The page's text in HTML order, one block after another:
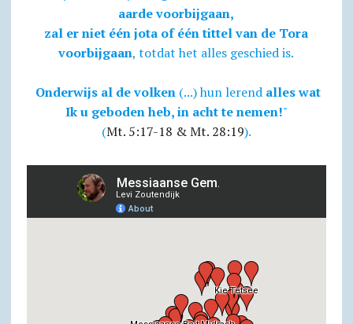
aarde voorbijgaan,
zal er niet één jota of één tittel van de Tora
voorbijgaan, totdat het alles geschied is.
Onderwijs al de volken(...) hun lerend alles wat
Ik u geboden heb, in acht te nemen!"
(Mt. 5:17-18 & Mt. 28:19).